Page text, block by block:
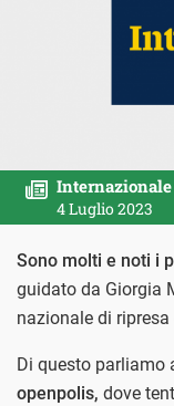
Internazionale
4 Luglio 2023
Sono molti e noti i
guidato da Giorgia
nazionale di
Di questo parliamo
openpolis, dove